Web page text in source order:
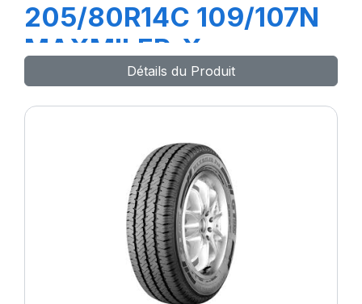
205/80R14C 109/107N
MAXMILER-X
Détails du Produit